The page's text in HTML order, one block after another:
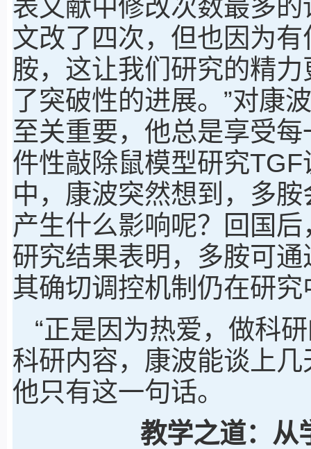
表文献中修改次数最多
文改了四次，但也因为
胺，这让我们研究的精
了突破性的进展。”对康
至关重要，他总是享受
件性敲除鼠模型研究
中，康波突然想到，多
产生什么影响呢？回国
研究结果表明，多胺可
其确切调控机制仍在研究
“正是因为热爱，做科
科研内容，康波能谈上
他只有这一句话。
教学之道：从